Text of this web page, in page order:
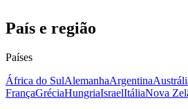
País e região
Países
África do SulAlemanhaArgentina
FrançaGréciaHungriaIsraelItáliaNova